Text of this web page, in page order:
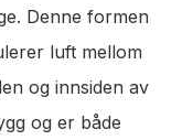
Denne formen
luft mellom
og innsiden av
og er både